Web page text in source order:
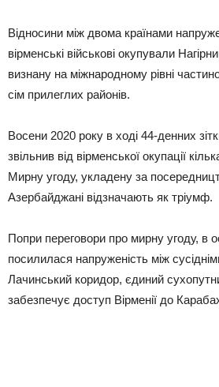
Відносини між двома країнами
вірменські військові окупували
визнану на міжнародному рівні
сім прилеглих районів.
Восени 2020 року в ході 44-денних
звільнив від вірменської окупації
Мирну угоду, укладену за
Азербайджані відзначають як тріумф.
Попри переговори про мирну угоду, в
посилилася напруженість між
Лачинський коридор, єдиний
забезпечує доступ Вірменії до